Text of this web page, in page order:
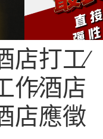
店打工∕
作∕酒店
店應徵